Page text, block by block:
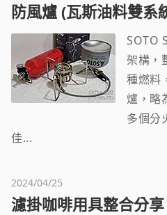
防風爐 (瓦斯油料雙系
SOTO
架構，
種燃料
爐，略
多個分
佳...
2024/04/25
濾掛咖啡用具整合分